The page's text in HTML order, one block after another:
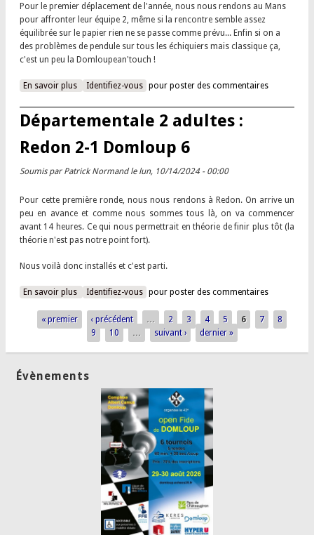
Pour le premier déplacement de l'année, nous nous rendons au Mans
pour affronter leur équipe 2, même si la rencontre semble assez
équilibrée sur le papier rien ne se passe comme prévu... Enfin si on a
des problèmes de pendule sur tous les échiquiers mais classique ça,
c'est un peu la Domloupean'touch !
En savoir plus à propos de Nationale 2 adultes : Le Mans 2 4-2 Domloup 1
Identifiez-vous pour poster des commentaires
Départementale 2 adultes :
Redon 2-1 Domloup 6
Soumis par Patrick Normandle lun, 10/14/2024 - 00:00
Pour cette première ronde, nous nous rendons à Redon. On arrive un
peu en avance et comme nous sommes tous là, on va commencer
avant 14 heures. Ce qui nous permettrait en théorie de finir plus tôt (la
théorie n'est pas notre point fort).
Nous voilà donc installés et c'est parti.
En savoir plus
à propos de Départementale 2 adultes : Redon 2-1 Domloup
Identifiez-vous pour poster des commentaires
Pages
« premier ‹ précédent … 2 3 4 5 6 7
8
9
10 … suivant › dernier »
Évènements